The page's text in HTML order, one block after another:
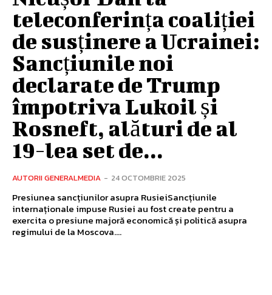
teleconferința coaliției
de susținere a Ucrainei:
Sancțiunile noi
declarate de Trump
împotriva Lukoil și
Rosneft, alături de al
19-lea set de...
AUTORII GENERALMEDIA - 24 OCTOMBRIE 2025
Presiunea sancțiunilor asupra RusieiSancțiunile
internaționale impuse Rusiei au fost create pentru a
exercita o presiune majoră economică și politică asupra
regimului de la Moscova....